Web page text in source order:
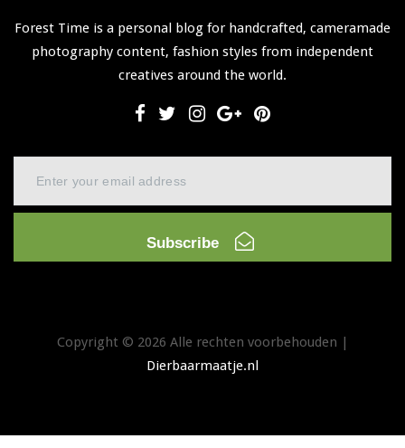
Forest Time is a personal blog for handcrafted, cameramade
photography content, fashion styles from independent
creatives around the world.
Subscribe
Copyright © 2026 Alle rechten voorbehouden |
Dierbaarmaatje.nl